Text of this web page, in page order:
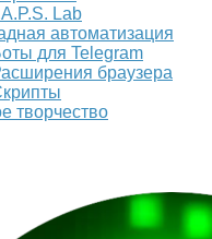
Lab
автоматизация
для Telegram
браузера
творчество